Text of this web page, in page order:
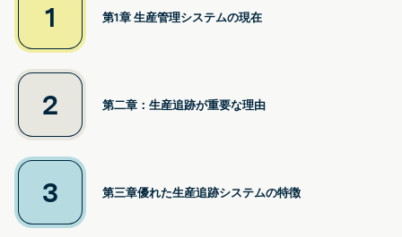
1 第1章 生産管理システムの現在
2 第二章：生産追跡が重要な理由
3 第三章優れた生産追跡システムの特徴